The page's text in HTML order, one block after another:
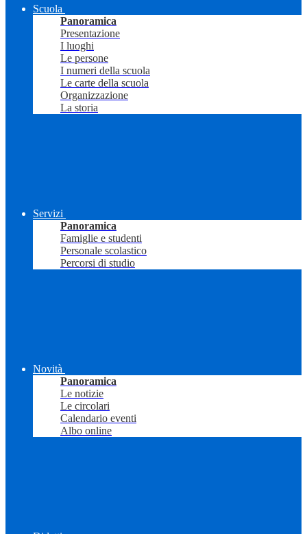
Scuola
Panoramica
Presentazione
I luoghi
Le persone
I numeri della scuola
Le carte della scuola
Organizzazione
La storia
Servizi
Panoramica
Famiglie e studenti
Personale scolastico
Percorsi di studio
Novità
Panoramica
Le notizie
Le circolari
Calendario eventi
Albo online